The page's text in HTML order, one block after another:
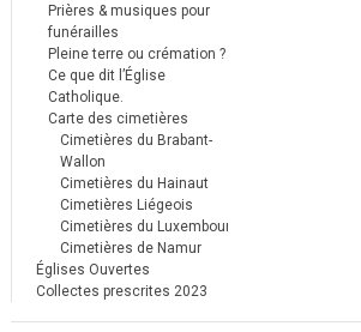
Prières & musiques pour
funérailles
Pleine terre ou crémation ?
Ce que dit l’Église
Catholique.
Carte des cimetières
Cimetières du Brabant-
Wallon
Cimetières du Hainaut
Cimetières Liégeois
Cimetières du Luxembourg
Cimetières de Namur
Églises Ouvertes
Collectes prescrites 2023